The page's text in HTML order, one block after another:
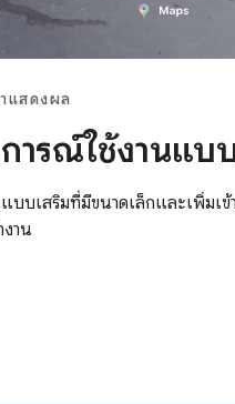
แสดงผล
ารณ์ใช้งานแบ
บบเสริมที่มีขนาดเล็กและเพิ่มเ
าน